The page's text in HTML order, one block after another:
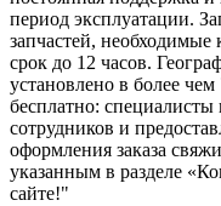
период эксплуатации.
запчастей,
срок до 12 часов.
установлено в более
бесплатно: специалисты
сотрудников и
оформления заказа
указанным в разделе
сайте!"